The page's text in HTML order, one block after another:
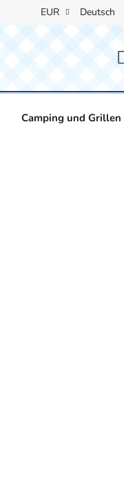
EUR Deutsch
Camping und Grillen